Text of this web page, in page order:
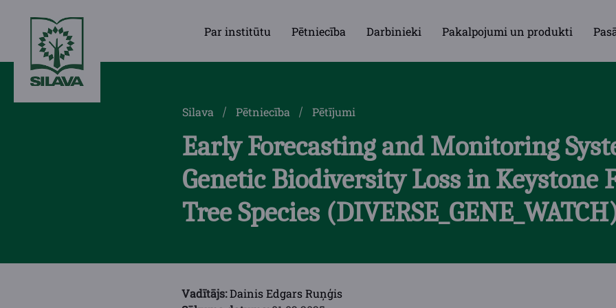
Par institūtu Pētniecība Darbinieki Pakalpojumi un produkti
Silava Pētniecība Pētījumi
Early Forecasting and Monitoring
Genetic Biodiversity Loss in Keystone
Tree Species
Vadītājs:Dainis Edgars Ruņģis